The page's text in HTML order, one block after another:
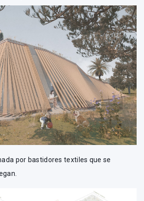
por bastidores textiles que se